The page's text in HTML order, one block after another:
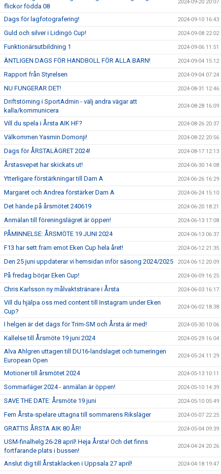
flickor födda 08
2024-09-20 20:07
Dags för lagfotografering! 2024-09-10 16:43
Guld och silver i Lidingö Cup! 2024-09-08 22:02
Funktionärsutbildning 1 2024-09-06 11:51
ÄNTLIGEN DAGS FÖR HANDBOLL FÖR ALLA BARN! 2024-09-04 15:12
Rapport från Styrelsen 2024-09-04 07:24
NU FUNGERAR DET! 2024-08-31 12:46
Driftstörning i SportAdmin - välj andra vägar att
kalla/kommunicera
2024-08-28 16:09
Vill du spela i Årsta AIK HF? 2024-08-26 20:37
Välkommen Yasmin Domonji! 2024-08-22 20:56
Dags för ÅRSTALÄGRET 2024! 2024-08-17 12:13
Årstasvepet har skickats ut! 2024-06-30 14:08
Ytterligare förstärkningar till Dam A 2024-06-26 16:29
Margaret och Andrea förstärker Dam A 2024-06-24 15:10
Det hände på årsmötet 240619 2024-06-20 18:21
Anmälan till föreningslägret är öppen! 2024-06-13 17:08
PÅMINNELSE: ÅRSMÖTE 19 JUNI 2024 2024-06-13 06:37
F13 har sett fram emot Eken Cup hela året! 2024-06-12 21:35
Den 25 juni uppdaterar vi hemsidan inför säsong 2024/2025 2024-06-12 20:09
På fredag börjar Eken Cup! 2024-06-09 16:25
Chris Karlsson ny målvaktstränare i Årsta 2024-06-03 16:17
Vill du hjälpa oss med content till Instagram under Eken
Cup?
2024-06-02 18:38
I helgen är det dags för Trim-SM och Årsta är med! 2024-05-30 10:06
Kallelse till Årsmöte 19 juni 2024 2024-05-29 16:04
Alva Ahlgren uttagen till DU16-landslaget och turneringen
European Open
2024-05-24 11:29
Motioner till årsmötet 2024 2024-05-13 10:11
Sommarläger 2024 - anmälan är öppen! 2024-05-10 14:39
SAVE THE DATE: Årsmöte 19 juni 2024-05-10 05:49
Fem Årsta-spelare uttagna till sommarens Riksläger 2024-05-07 22:25
GRATTIS ÅRSTA AIK 80 ÅR! 2024-05-04 09:39
USM-finalhelg 26-28 april! Heja Årsta! Och det finns
fortfarande plats i bussen!
2024-04-24 20:26
Anslut dig till Årstaklacken i Uppsala 27 april! 2024-04-18 19:47